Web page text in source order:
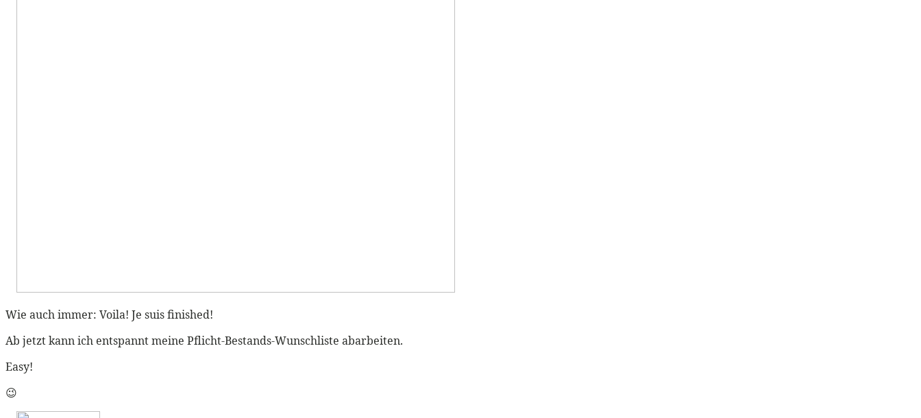
Wie auch immer: Voila! Je suis finished!
Ab jetzt kann ich entspannt meine Pflicht-Bestands-Wunschliste abarbeiten.
Easy!
😉